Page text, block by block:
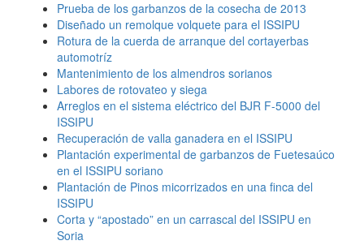
Prueba de los garbanzos de la cosecha de 2013
Diseñado un remolque volquete para el ISSIPU
Rotura de la cuerda de arranque del cortayerbas
automotríz
Mantenimiento de los almendros sorianos
Labores de rotovateo y siega
Arreglos en el sistema eléctrico del BJR F-5000 del
ISSIPU
Recuperación de valla ganadera en el ISSIPU
Plantación experimental de garbanzos de Fuetesaúco
en el ISSIPU soriano
Plantación de Pinos micorrizados en una finca del
ISSIPU
Corta y “apostado” en un carrascal del ISSIPU en
Soria